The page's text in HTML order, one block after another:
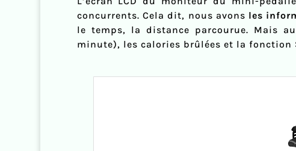
concurrents. Cela dit, nous avons les
le temps, la distance parcourue. Mais
minute), les calories brûlées et la fonction